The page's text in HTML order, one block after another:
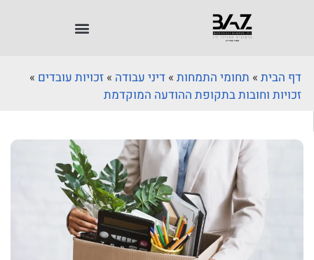
דף הבית » תחומי התמחות » דיני עבודה » זכויות עובדים »
זכויות וחובות בתקופת ההודעה המוקדמת